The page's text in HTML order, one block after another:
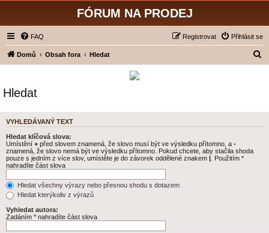
FÓRUM NA PRODEJ
FAQ Přihlásit se
Registrovat
Domů Obsah fora Hledat
a
t
Hledat
VYHLEDÁVANÝ TEXT
Hledat klíčová slova:
Umístění + před slovem znamená, že slovo musí být ve výsledku přítomno, a -
znamená, že slovo nemá být ve výsledku přítomno. Pokud chcete, aby stačila shoda
pouze s jedním z více slov, umístěte je do závorek oddělené znakem | . Použitím *
nahradíte část slova
Hledat všechny výrazy nebo přesnou shodu s dotazem
Hledat kterýkoliv z výrazů
Vyhledat autora:
Zadáním * nahradíte část slova